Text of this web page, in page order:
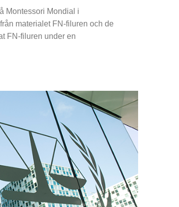
Montessori Mondial i
materialet FN-filuren och de
FN-filuren under en